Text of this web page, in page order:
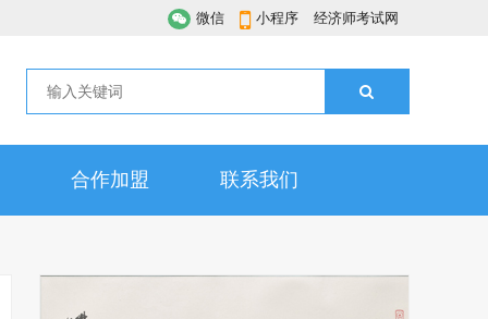
微信 小程序 经济师考试网
合作加盟 联系我们